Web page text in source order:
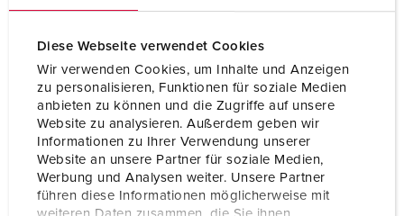
Diese Webseite verwendet Cookies
Wir verwenden Cookies, um Inhalte und Anzeigen
zu personalisieren, Funktionen für soziale Medien
anbieten zu können und die Zugriffe auf unsere
Website zu analysieren. Außerdem geben wir
Informationen zu Ihrer Verwendung unserer
Website an unsere Partner für soziale Medien,
Werbung und Analysen weiter. Unsere Partner
führen diese Informationen möglicherweise mit
Connection technology Screw terminals
Contact X-CONTACT
Protection type IP44
Enclosure material Plastic
Weight 1400 g
Certifications CQC